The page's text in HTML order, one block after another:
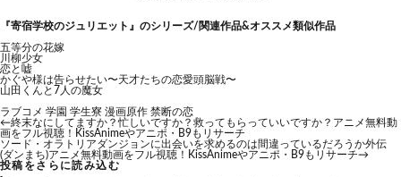
『寄宿学校のジュリエット』のシリーズ/関連作品&オススメ類似作品
五等分の花嫁
川柳少女
恋と嘘
かぐや様は告らせたい〜天才たちの恋愛頭脳戦〜
山田くんと7人の魔女
ラブコメ 学園 学生寮 漫画原作 禁断の恋
←終末なにしてますか？忙しいですか？救ってもらっていいですか？アニメ無料動
画をフル視聴！KissAnimeやアニポ・B9もリサーチ
ソード・オラトリアダンジョンに出会いを求めるのは間違っているだろうか外伝
(ダンまち)アニメ無料動画をフル視聴！KissAnimeやアニポ・B9もリサーチ→
投稿をさらに読み込む